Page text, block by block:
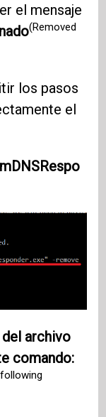
el mensaje
(Removed
los pasos
el
archivo
comando: